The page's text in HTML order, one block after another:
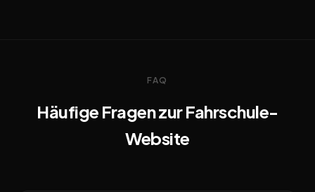
FAQ
Häufige Fragen zur Fahrschule-
Website